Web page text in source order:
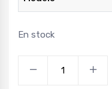
En stock